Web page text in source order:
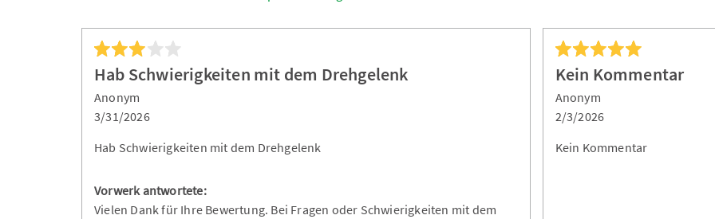
Hab Schwierigkeiten mit dem Drehgelenk
Anonym
3/31/2026
Hab Schwierigkeiten mit dem Drehgelenk
Vorwerk antwortete:
Vielen Dank für Ihre Bewertung. Bei Fragen oder Schwierigkeiten mit dem
Kein Kommentar
Anonym
2/3/2026
Kein Kommentar